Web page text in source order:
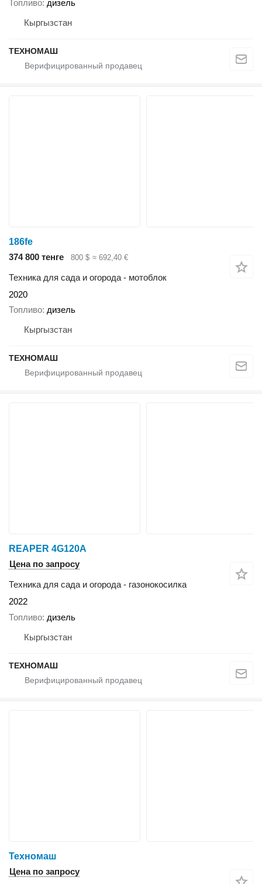
Топливо дизель
Кыргызстан
ТЕХНОМАШ
186fe
374 800 тенге
800 $ ≈ 692,40 €
Техника для сада и огорода - мотоблок
2020
Топливо дизель
Кыргызстан
ТЕХНОМАШ
REAPER 4G120A
Цена по запросу
Техника для сада и огорода - газонокосилка
2022
Топливо дизель
Кыргызстан
ТЕХНОМАШ
Техномаш
Цена по запросу